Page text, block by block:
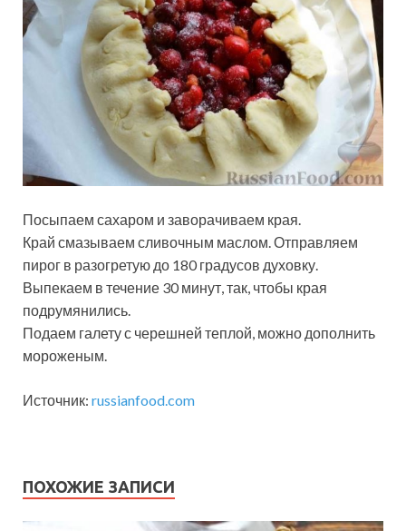
Посыпаем сахаром и заворачиваем края.
Край смазываем сливочным маслом. Отправляем
пирог в разогретую до 180 градусов духовку.
Выпекаем в течение 30 минут, так, чтобы края
подрумянились.
Подаем галету с черешней теплой, можно дополнить
мороженым.
Источник: russianfood.com
ПОХОЖИЕ ЗАПИСИ